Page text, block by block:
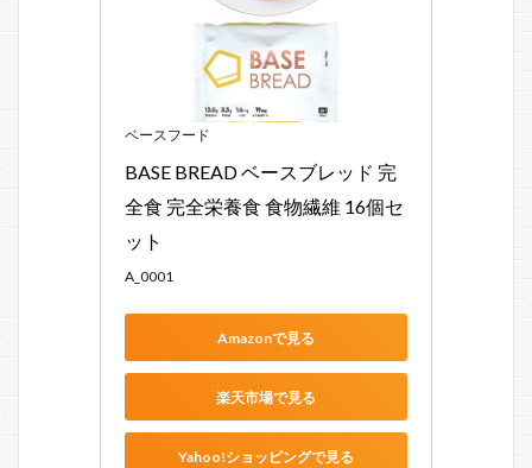
ベースフード
BASE BREAD ベースブレッド 完
全食 完全栄養食 食物繊維 16個セ
ット
A_0001
Amazonで見る
楽天市場で見る
Yahoo!ショッピングで見る